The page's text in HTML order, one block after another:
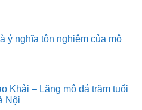
ý nghĩa tôn nghiêm của mộ
Khải – Lăng mộ đá trăm tuổi
Nội